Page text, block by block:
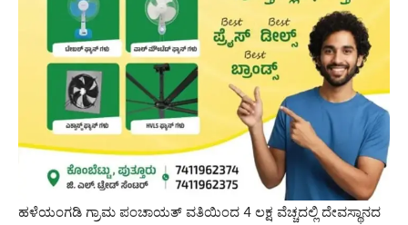
ಹಳೆಯಂಗಡಿ ಗ್ರಾಮ ಪಂಚಾಯತ್ ವತಿಯಿಂದ 4 ಲಕ್ಷ ವೆಚ್ಚದಲ್ಲಿ ದೇವಸ್ಥಾನದ